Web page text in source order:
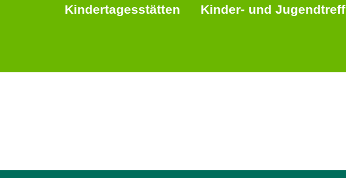
Kindertagesstätten Kinder- und Jugendtreff